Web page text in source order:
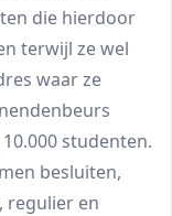
die hierdoor
terwijl ze wel
waar ze
studenten.
besluiten,
regulier en